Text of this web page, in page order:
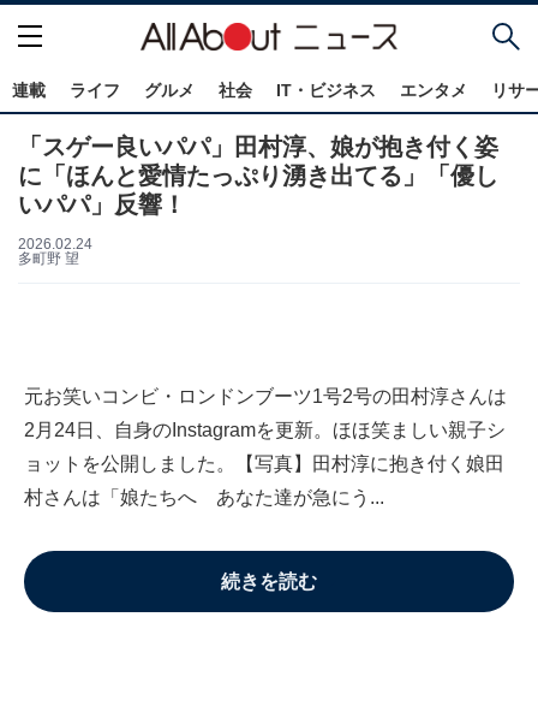
連載 ライフ グルメ 社会 IT・ビジネス エンタメ リサ
「スゲー良いパパ」田村淳、娘が抱き付く姿
に「ほんと愛情たっぷり湧き出てる」「優し
いパパ」反響！
2026.02.24
多町野 望
元お笑いコンビ・ロンドンブーツ1号2号の田村淳さんは
2月24日、自身のInstagramを更新。ほほ笑ましい親子シ
ョットを公開しました。【写真】田村淳に抱き付く娘田
村さんは「娘たちへ あなた達が急にう...
続きを読む